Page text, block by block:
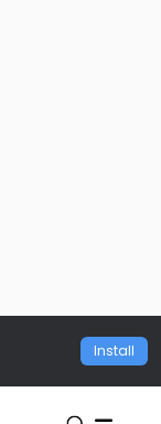
Install